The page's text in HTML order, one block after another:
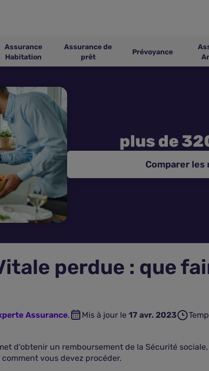
Assurance
Habitation
Assurance de
prêt
Prévoyance
plus de
Comparer
perdue : que
Assurance. Mis à jour le 17 avr. 2023
d'obtenir un remboursement de la Sécurité
vous devez procéder.